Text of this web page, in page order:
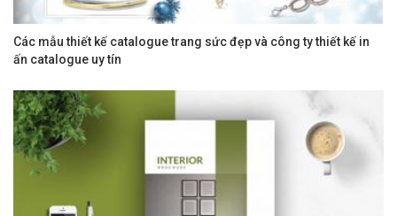
Các mẫu thiết kế catalogue trang sức đẹp và công ty thiết kế in
ấn catalogue uy tín